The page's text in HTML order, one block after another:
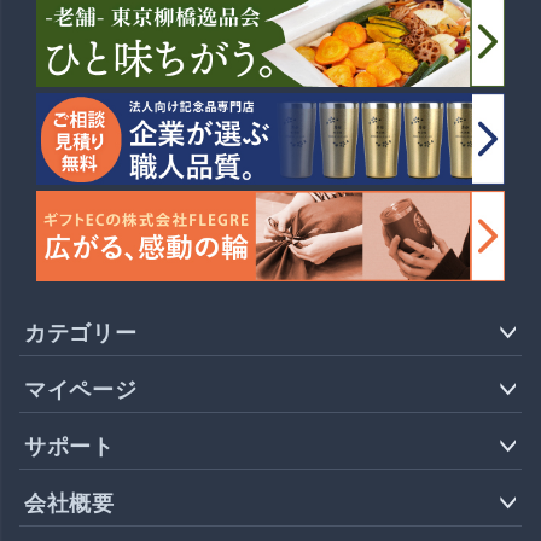
カテゴリー
マイページ
サポート
会社概要